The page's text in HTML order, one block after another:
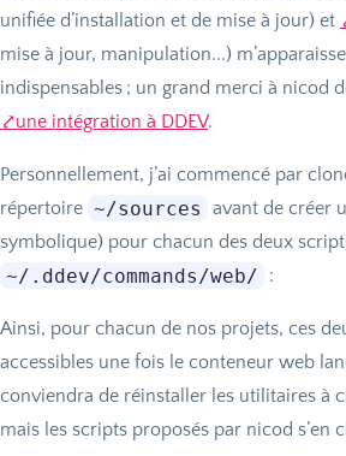
unifiée d’installation et de mise à jour) et
mise à jour, manipulation...)
indispensables ; un grand merci à nicod
une intégration à DDEV.
Personnellement, j’ai commencé par
répertoire ~/sources
avant de créer
symbolique) pour chacun des deux
~/.ddev/commands/web/ :
Ainsi, pour chacun de nos projets, ces
accessibles une fois le conteneur web
conviendra de réinstaller les utilitaires à
mais les scripts proposés par nicod s’en